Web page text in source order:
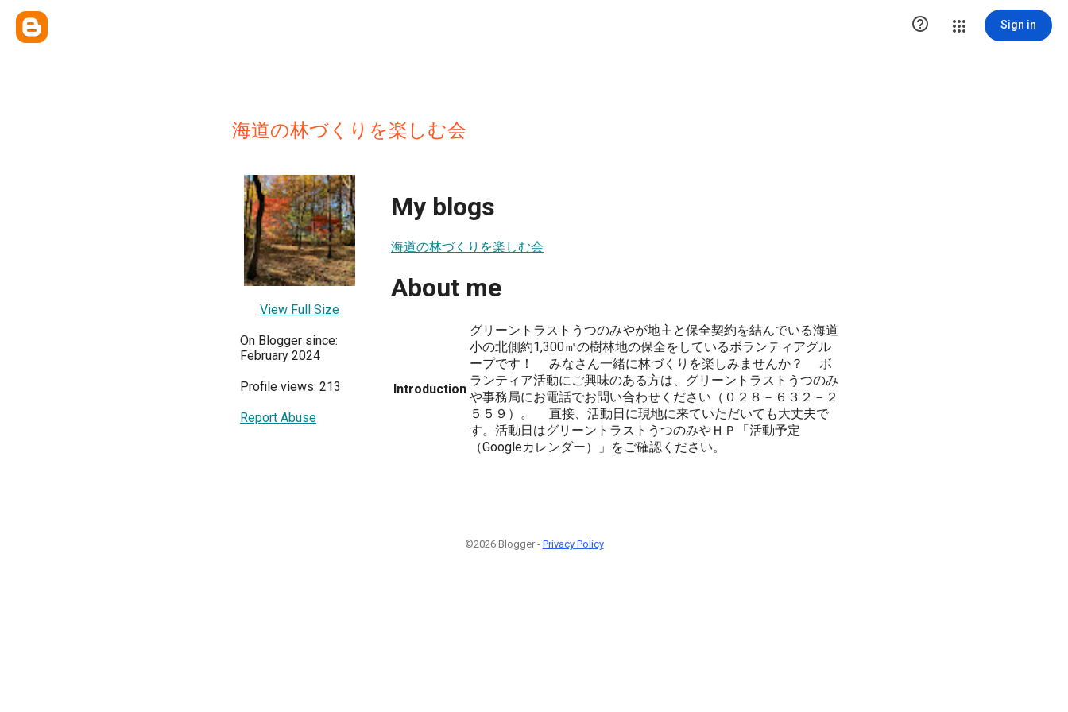
 Sign in
海道の林づくりを楽しむ会
View Full Size
On Blogger since:
February 2024
Profile views: 213
Report Abuse
My blogs
海道の林づくりを楽しむ会
About me
Introduction
グリーントラストうつのみやが地主と保全契約を結んでいる海道
小の北側約1,300㎡の樹林地の保全をしているボランティアグル
ープです！ みなさん一緒に林づくりを楽しみませんか？ ボ
ランティア活動にご興味のある方は、グリーントラストうつのみ
や事務局にお電話でお問い合わせください（０２８－６３２－２
５５９）。 直接、活動日に現地に来ていただいても大丈夫で
す。活動日はグリーントラストうつのみやＨＰ「活動予定
（Googleカレンダー）」をご確認ください。
©2026 Blogger - Privacy Policy